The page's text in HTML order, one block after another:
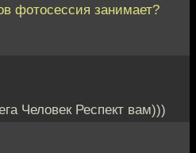
фотосессия занимает?
Человек Респект вам)))